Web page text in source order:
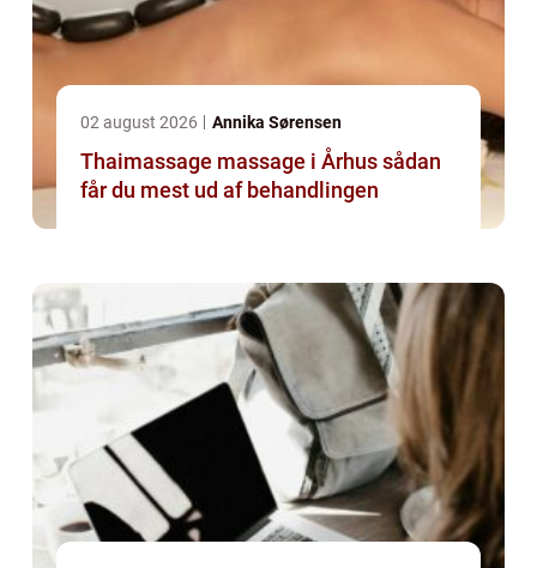
02 august 2026 Annika Sørensen
Thaimassage massage i Århus sådan
får du mest ud af behandlingen